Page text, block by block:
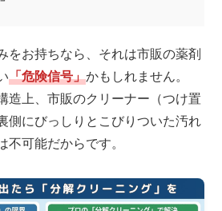
をお持ちなら、それは市販の薬剤
「危険信号」かもしれません。
造上、市販のクリーナー（つけ置
側にびっしりとこびりついた汚れ
可能だからです。